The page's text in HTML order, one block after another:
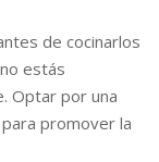
de cocinarlos
estás
Optar por una
promover la